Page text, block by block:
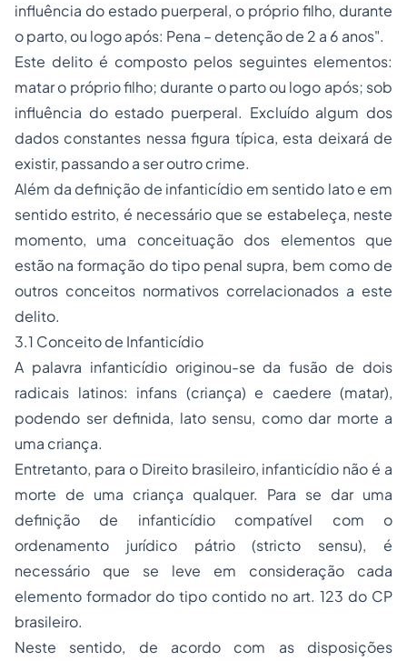
influência do estado puerperal, o próprio filho, durante
o parto, ou logo após: Pena – detenção de 2 a 6 anos".
Este delito é composto pelos seguintes elementos:
matar o próprio filho; durante o parto ou logo após; sob
influência do estado puerperal. Excluído algum dos
dados constantes nessa figura típica, esta deixará de
existir, passando a ser outro crime.
Além da definição de infanticídio em sentido lato e em
sentido estrito, é necessário que se estabeleça, neste
momento, uma conceituação dos elementos que
estão na formação do tipo penal supra, bem como de
outros conceitos normativos correlacionados a este
delito.
3.1 Conceito de Infanticídio
A palavra infanticídio originou-se da fusão de dois
radicais latinos: infans (criança) e caedere (matar),
podendo ser definida, lato sensu, como dar morte a
uma criança.
Entretanto, para o Direito brasileiro, infanticídio não é a
morte de uma criança qualquer. Para se dar uma
definição de infanticídio compatível com o
ordenamento jurídico pátrio (stricto sensu), é
necessário que se leve em consideração cada
elemento formador do tipo contido no art. 123 do CP
brasileiro.
Neste sentido, de acordo com as disposições